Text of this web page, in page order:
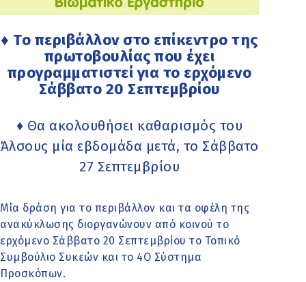
♦ Το περιβάλλον στο επίκεντρο της
πρωτοβουλίας που έχει
προγραμματιστεί για το ερχόμενο
Σάββατο 20 Σεπτεμβρίου
♦ Θα ακολουθήσει καθαρισμός του
Άλσους μία εβδομάδα μετά, το Σάββατο
27 Σεπτεμβρίου
Μία δράση για το περιβάλλον και τα οφέλη της
ανακύκλωσης διοργανώνουν από κοινού το
ερχόμενο Σάββατο 20 Σεπτεμβρίου το Τοπικό
Συμβούλιο Συκεών και το 4Ο Σύστημα
Προσκόπων.